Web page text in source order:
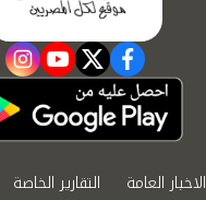
facebook
twitter
youtube
الاخبار العامة التقارير الخاصة